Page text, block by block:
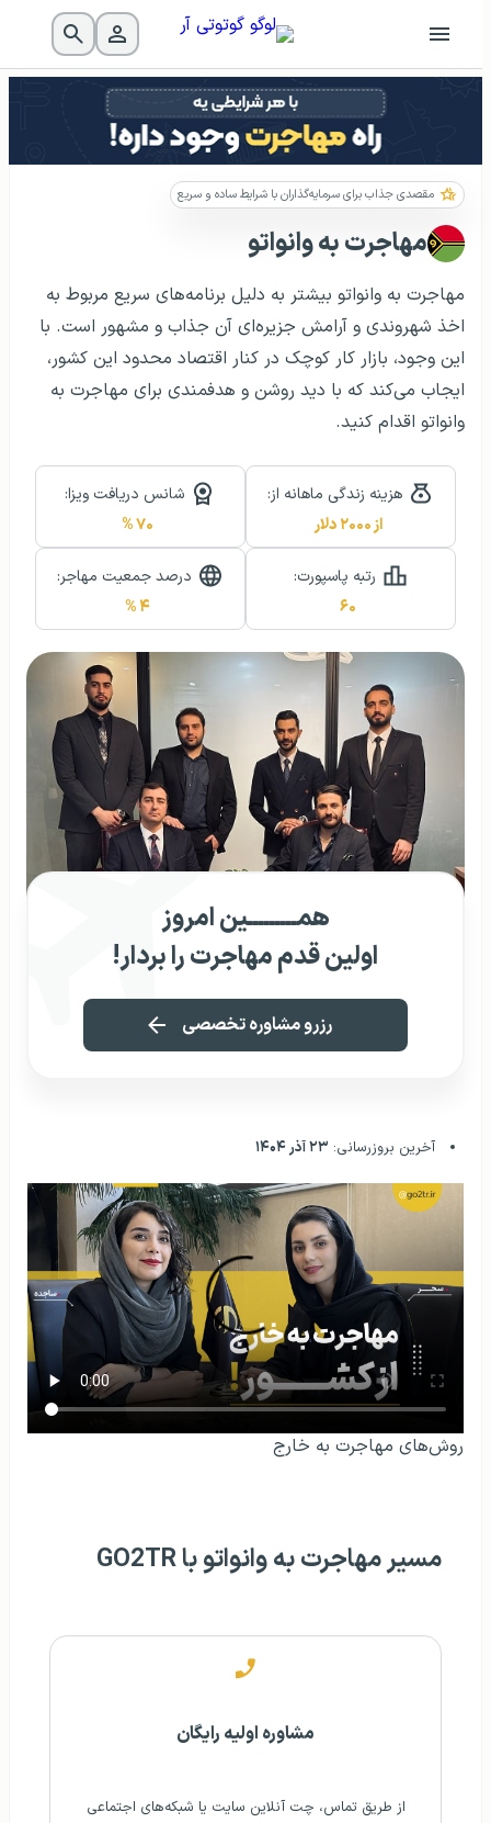
مقصدی جذاب برای سرمایه‌گذاران با شرایط ساده و سریع
مهاجرت به وانواتو
مهاجرت به وانواتو بیشتر به دلیل برنامه‌های سریع مربوط به
اخذ شهروندی و آرامش جزیره‌ای آن جذاب و مشهور است. با
این وجود، بازار کار کوچک در کنار اقتصاد محدود این کشور،
ایجاب می‌کند که با دید روشن و هدفمندی برای مهاجرت به
وانواتو اقدام کنید.
هزینه زندگی ماهانه از:
از ۲۰۰۰ دلار
شانس دریافت ویزا:
۷۰ %
رتبه پاسپورت:
۶۰
درصد جمعیت مهاجر:
۴ %
همـــــــــین امروز
اولین قدم مهاجرت را بردار!
رزرو مشاوره تخصصی
آخرین بروزرسانی: ۲۳ آذر ۱۴۰۴
روش‌های مهاجرت به خارج
مسیر مهاجرت به وانواتو با GO2TR
مشاوره اولیه رایگان
از طریق تماس، چت آنلاین سایت یا شبکه‌های اجتماعی